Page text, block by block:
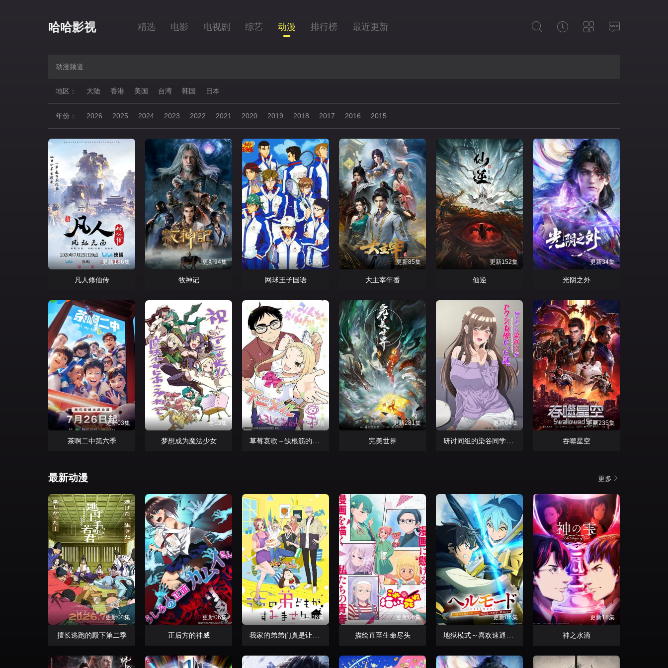
哈哈影视 精选 电影 电视剧 综艺 动漫 排行榜 最近更新
动漫频道
地区： 大陆 香港 美国 台湾 韩国 日本
年份： 2026 2025 2024 2023 2022 2021 2020 2019 2018 2017 2016 2015
更新186集
凡人修仙传
更新94集
牧神记
已完结
网球王子国语
更新85集
大主宰年番
更新152集
仙逆
更新34集
光阴之外
更新03集
茶啊二中第六季
全13集
梦想成为魔法少女
已完结
草莓哀歌～缺根筋的活泼妹妹与无法释怀的哥哥～
更新281集
完美世界
更新04集
研讨同组的染谷同学原来是女优这事
更新235集
吞噬星空
更多
最新动漫
更新04集
擅长逃跑的殿下第二季
更新06集
正后方的神威
更新06集
我家的弟弟们真是让您费心了
更新06集
描绘直至生命尽头
更新06集
地狱模式～喜欢速通游戏的玩家在废设定异世界无双～第二季
更新18集
神之水滴